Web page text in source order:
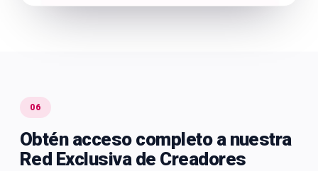
06
Obtén acceso completo a nuestra
Red Exclusiva de Creadores